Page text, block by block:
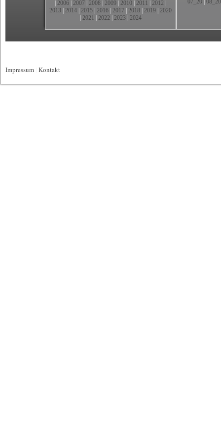
2006 2007 2008 2009 2010 2011 2012
2013 2014 2015 2016 2017 2018 2019 2020
2021 2022 2023| 2024
07_20 08_20
Impressum Kontakt